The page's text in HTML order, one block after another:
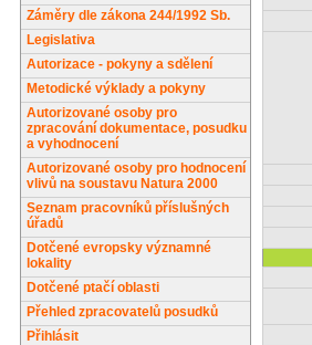
Záměry dle zákona 244/1992 Sb.
Legislativa
Autorizace - pokyny a sdělení
Metodické výklady a pokyny
Autorizované osoby pro
zpracování dokumentace, posudku
a vyhodnocení
Autorizované osoby pro hodnocení
vlivů na soustavu Natura 2000
Seznam pracovníků příslušných
úřadů
Dotčené evropsky významné
lokality
Dotčené ptačí oblasti
Přehled zpracovatelů posudků
Přihlásit